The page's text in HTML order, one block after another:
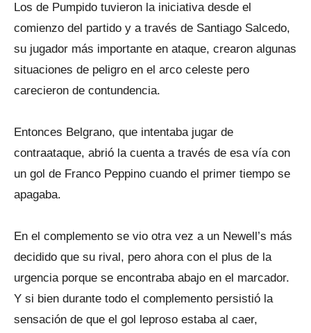
Los de Pumpido tuvieron la iniciativa desde el
comienzo del partido y a través de Santiago Salcedo,
su jugador más importante en ataque, crearon algunas
situaciones de peligro en el arco celeste pero
carecieron de contundencia.
Entonces Belgrano, que intentaba jugar de
contraataque, abrió la cuenta a través de esa vía con
un gol de Franco Peppino cuando el primer tiempo se
apagaba.
En el complemento se vio otra vez a un Newell’s más
decidido que su rival, pero ahora con el plus de la
urgencia porque se encontraba abajo en el marcador.
Y si bien durante todo el complemento persistió la
sensación de que el gol leproso estaba al caer,